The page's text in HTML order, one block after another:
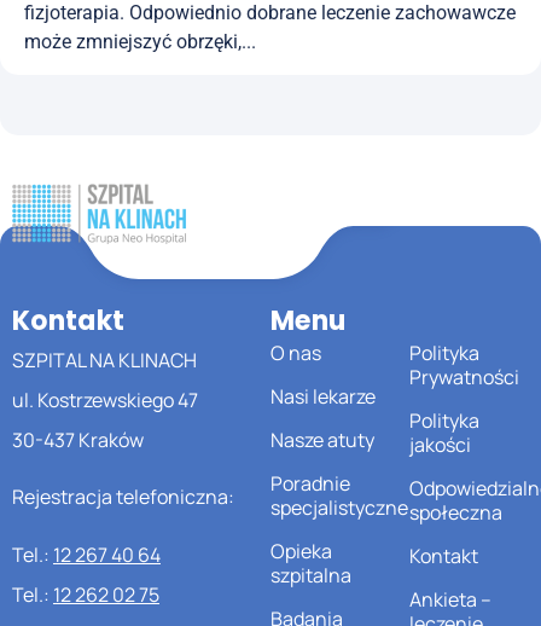
fizjoterapia. Odpowiednio dobrane leczenie zachowawcze
może zmniejszyć obrzęki,...
Kontakt
SZPITAL NA KLINACH
ul. Kostrzewskiego 47
30-437 Kraków
Rejestracja telefoniczna:
Tel.: 12 267 40 64
Tel.: 12 262 02 75
Menu
O nas
Nasi lekarze
Nasze atuty
Poradnie
specjalistyczne
Opieka
szpitalna
Badania
Polityka
Prywatności
Polityka
jakości
społeczna
Kontakt
Ankieta –